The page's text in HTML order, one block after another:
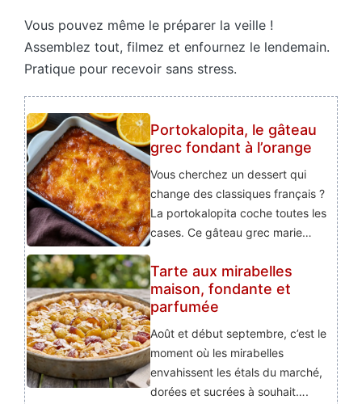
Vous pouvez même le préparer la veille !
Assemblez tout, filmez et enfournez le lendemain.
Pratique pour recevoir sans stress.
Portokalopita, le gâteau
grec fondant à l’orange
Vous cherchez un dessert qui
change des classiques français ?
La portokalopita coche toutes les
cases. Ce gâteau grec marie…
Tarte aux mirabelles
maison, fondante et
parfumée
Août et début septembre, c’est le
moment où les mirabelles
envahissent les étals du marché,
dorées et sucrées à souhait….